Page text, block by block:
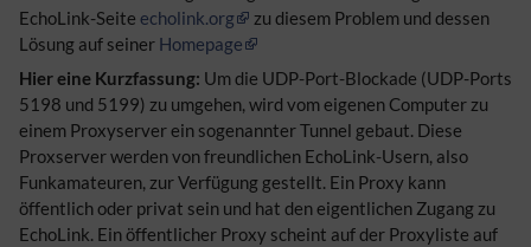
EchoLink-Seite echolink.org
zu diesem Problem und dessen
Lösung auf seiner Homepage
Hier eine Kurzfassung: Um die UDP-Port-Blockade (UDP-Ports
5198 und 5199) zu umgehen, wird vom eigenen Computer zu
einem Proxyserver ein sogenannter Tunnel gebaut. Diese
Proxserver werden von freundlichen EchoLink-Usern, also
Funkamateuren, zur Verfügung gestellt. Ein Proxy kann
öffentlich oder privat sein und hat den eigentlichen Zugang zu
EchoLink. Ein öffentlicher Proxy scheint auf der Proxyliste auf